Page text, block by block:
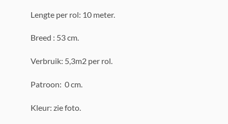
Lengte per rol: 10 meter.
Breed : 53 cm.
Verbruik: 5,3m2 per rol.
Patroon: 0 cm.
Kleur: zie foto.